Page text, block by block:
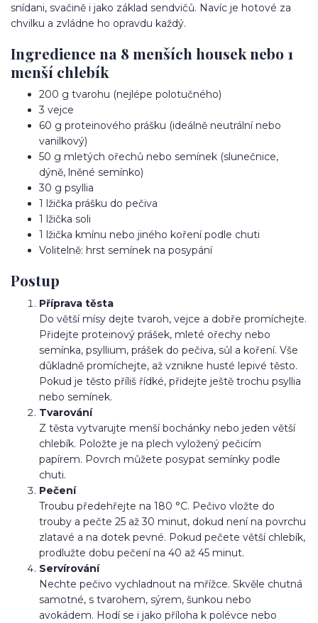
snídani, svačině i jako základ sendvičů. Navíc je hotové za
chvilku a zvládne ho opravdu každý.
Ingredience na 8 menších housek nebo 1
menší chlebík
200 g tvarohu (nejlépe polotučného)
3 vejce
60 g proteinového prášku (ideálně neutrální nebo
vanilkový)
50 g mletých ořechů nebo semínek (slunečnice,
dýně, lněné semínko)
30 g psyllia
1 lžička prášku do pečiva
1 lžička soli
1 lžička kmínu nebo jiného koření podle chuti
Volitelně: hrst semínek na posypání
Postup
Příprava těsta
Do větší mísy dejte tvaroh, vejce a dobře promíchejte.
Přidejte proteinový prášek, mleté ořechy nebo
semínka, psyllium, prášek do pečiva, sůl a koření. Vše
důkladně promíchejte, až vznikne husté lepivé těsto.
Pokud je těsto příliš řídké, přidejte ještě trochu psyllia
nebo semínek.
Tvarování
Z těsta vytvarujte menší bochánky nebo jeden větší
chlebík. Položte je na plech vyložený pečicím
papírem. Povrch můžete posypat semínky podle
chuti.
Pečení
Troubu předehřejte na 180 °C. Pečivo vložte do
trouby a pečte 25 až 30 minut, dokud není na povrchu
zlatavé a na dotek pevné. Pokud pečete větší chlebík,
prodlužte dobu pečení na 40 až 45 minut.
Servírování
Nechte pečivo vychladnout na mřížce. Skvěle chutná
samotné, s tvarohem, sýrem, šunkou nebo
avokádem. Hodí se i jako příloha k polévce nebo